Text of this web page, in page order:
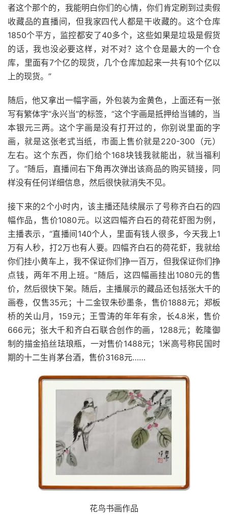
者这个那个的，我能明白你们的心情，你们肯定刷到过卖假
收藏品的直播间，但我家四代人都是干收藏的。这个仓库
1850个平方，监控都安了40多个，这些如果是垃圾是假货
的话，我也没必要这样，对不对？这个仓是最大的一个仓
库，里面有7个亿的现货，几个仓库加起来一共有10个亿以
上的现货。”
随后，他又拿出一幅字画，外包装为金黄色，上面还有一张
写有繁体字“永兴当”的标签，“这个字画是抵押给当铺的，当
本银元三两。这个字画是没有打开过的，你别说里面的字
画，就是这张老式当纸，市面上售价就是220-300（元）
左右。这个东西，你们给个168块钱我就能出，就当福利
了。”随后，直播间右下角再次弹出该商品的购买链接，同
样没有任何详细信息，然后很快就消失不见。
接下来的2个小时内，该主播还陆续展示了号称齐白石的四
幅作品，售价1080元。以这四幅齐白石的荷花虾图为例，
主播表示，“直播间140个人，里面有钱人很多，今天我上1
万有人秒，打2万也有人要。四幅齐白石的荷花虾，我就给
你们挂小黄车上，我不保证你们挣一百万，但我保证你们挣
点钱，两年不用上班。”随后，这四幅画挂出1080元的售
价，然后很快下架。随后，主播展示的藏品还包括张大千的
画卷，仅售35元；十二金钗朱砂墨条，售价1888元；郑板
桥的关山月，159元；王雪涛的年年有余，长4.8米，售价
666元；张大千和齐白石联合创作的画，1288元；乾隆御
制的描金掐丝珐琅瓶，一对售价1488元；1米高号称民国时
期的十二生肖茅台酒，售价3168元……
花鸟书画作品